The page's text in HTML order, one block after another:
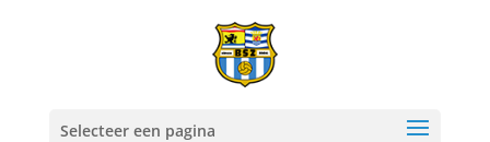
Selecteer een pagina